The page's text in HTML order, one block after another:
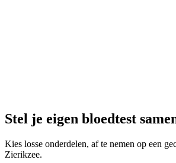
Stel je eigen bloedtest
Kies losse onderdelen, af te nemen op een
Zierikzee.